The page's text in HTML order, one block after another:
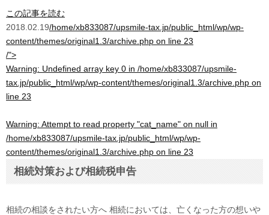
この記事を読む
2018.02.19/home/xb833087/upsmile-tax.jp/public_html/wp/wp-
content/themes/original1.3/archive.php on line 23
/">
Warning: Undefined array key 0 in /home/xb833087/upsmile-
tax.jp/public_html/wp/wp-content/themes/original1.3/archive.php on
line 23
Warning: Attempt to read property "cat_name" on null in
/home/xb833087/upsmile-tax.jp/public_html/wp/wp-
content/themes/original1.3/archive.php on line 23
相続対策および相続税申告
相続の相談をされたい方へ 相続においては、亡くなった方の想いや